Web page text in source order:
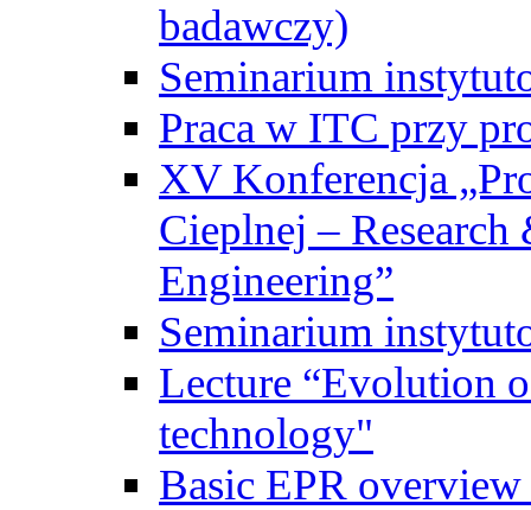
badawczy)
Seminarium
Praca w ITC przy
XV Konferencja
Cieplnej –
Engineering”
Seminarium
Lecture “Evolution
technology"
Basic EPR overview